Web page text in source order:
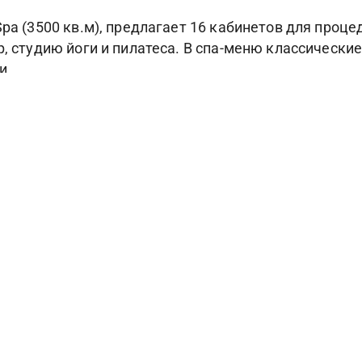
(3500 кв.м), предлагает 16 кабинетов для
йоги и пилатеса. В спа-меню